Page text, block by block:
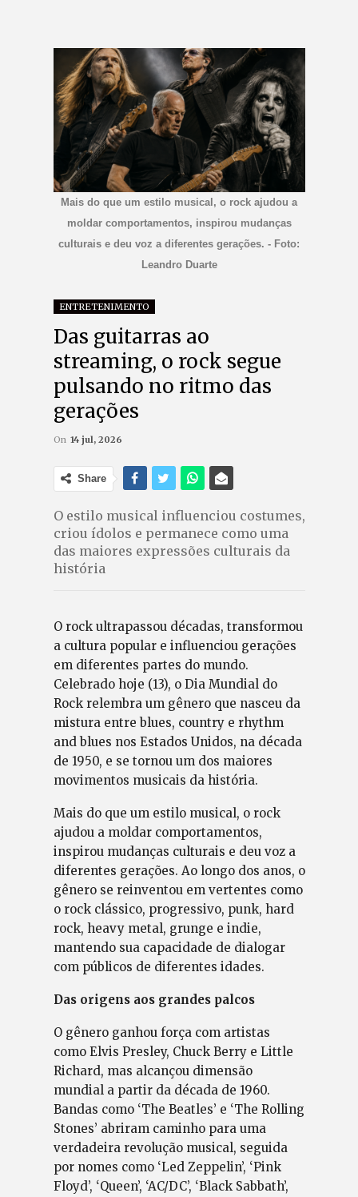
Mais do que um estilo musical, o rock ajudou a
moldar comportamentos, inspirou mudanças
culturais e deu voz a diferentes gerações. - Foto:
Leandro Duarte
ENTRETENIMENTO
Das guitarras ao
streaming, o rock segue
pulsando no ritmo das
gerações
On 14 jul, 2026
Share
O estilo musical influenciou costumes,
criou ídolos e permanece como uma
das maiores expressões culturais da
história
O rock ultrapassou décadas, transformou
a cultura popular e influenciou gerações
em diferentes partes do mundo.
Celebrado hoje (13), o Dia Mundial do
Rock relembra um gênero que nasceu da
mistura entre blues, country e rhythm
and blues nos Estados Unidos, na década
de 1950, e se tornou um dos maiores
movimentos musicais da história.
Mais do que um estilo musical, o rock
ajudou a moldar comportamentos,
inspirou mudanças culturais e deu voz a
diferentes gerações. Ao longo dos anos, o
gênero se reinventou em vertentes como
o rock clássico, progressivo, punk, hard
rock, heavy metal, grunge e indie,
mantendo sua capacidade de dialogar
com públicos de diferentes idades.
Das origens aos grandes palcos
O gênero ganhou força com artistas
como Elvis Presley, Chuck Berry e Little
Richard, mas alcançou dimensão
mundial a partir da década de 1960.
Bandas como ‘The Beatles’ e ‘The Rolling
Stones’ abriram caminho para uma
verdadeira revolução musical, seguida
por nomes como ‘Led Zeppelin’, ‘Pink
Floyd’, ‘Queen’, ‘AC/DC’, ‘Black Sabbath’,